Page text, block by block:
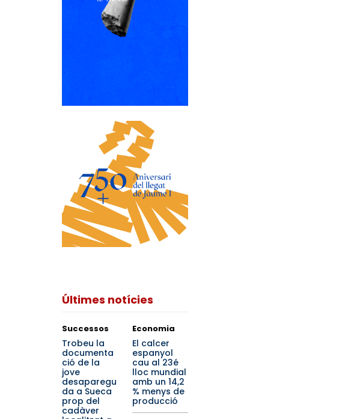
Últimes notícies
Successos
Trobeu la
documenta
ció de la
jove
desaparegu
da a Sueca
prop del
cadàver
Economia
El calcer
espanyol
cau al 23é
lloc mundial
amb un 14,2
% menys de
producció